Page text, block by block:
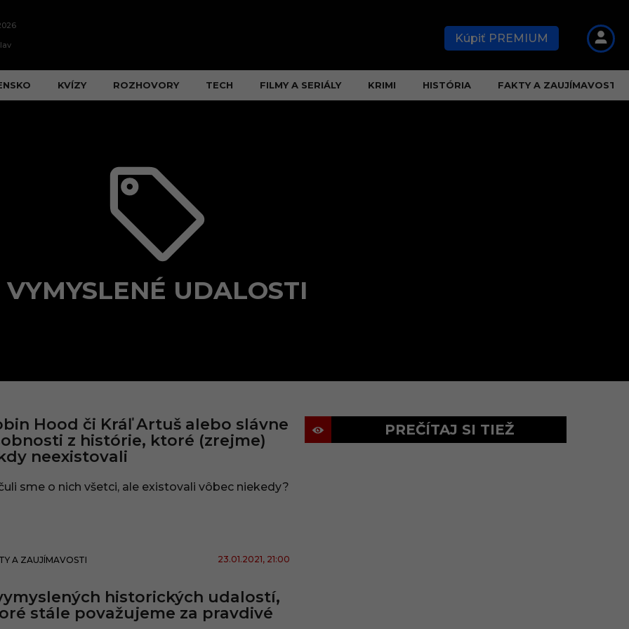
Kúpiť PREMIUM
KVÍZY ROZHOVORY TECH FILMY A SERIÁLY KRIMI HISTÓRIA FAKTY A ZAUJÍMAVOSTI
VYMYSLENÉ UDALOSTI
Hood či Kráľ Artuš alebo slávne
z histórie, ktoré (zrejme)
neexistovali
sme o nich všetci, ale existovali vôbec niekedy?
A ZAUJÍMAVOSTI 23.01.2021, 21:00
historických udalostí,
stále považujeme za pravdivé
PREČÍTAJ SI TIEŽ